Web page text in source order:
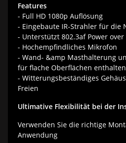
Features
- Full HD 1080p Auflösung
- Eingebaute IR-Strahler für die
- Unterstützt 802.3af Power
- Hochempfindliches Mikrofon
- Wand- &amp Masthalterung
für flache Oberflächen enthalten
- Witterungsbeständiges
Freien
Ultimative Flexibilität bei der
Verwenden Sie die richtige
Anwendung